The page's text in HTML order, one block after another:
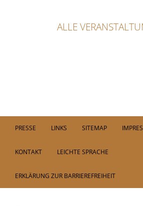
ALLE
PRESSE LINKS SITEMAP
KONTAKT LEICHTE SPRACHE
ERKLÄRUNG ZUR BARRIEREFREIHEIT